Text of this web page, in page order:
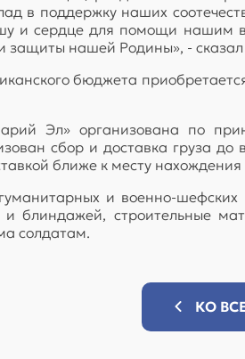
в поддержку наших
и сердце для помощи нашим
защиты нашей Родины», -
бюджета
Эл» организована по
сбор и доставка груза
ближе к месту нахождения
и военно-
блиндажей, строительные
солдатам.
КО